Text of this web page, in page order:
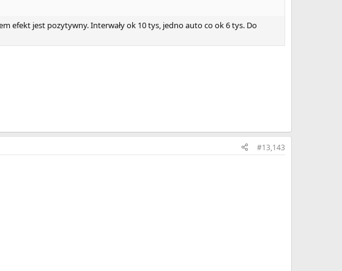
efekt jest pozytywny. Interwały ok 10 tys, jedno auto co ok 6 tys. Do
#13,143